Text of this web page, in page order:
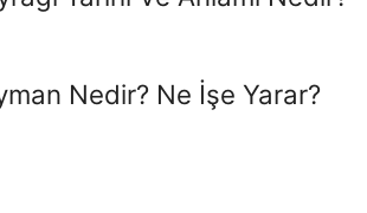
Nedir? Ne İşe Yarar?